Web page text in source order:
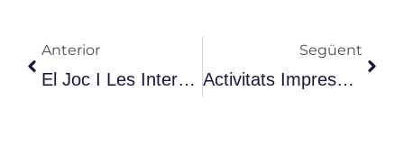
Anterior
El Joc I Les Interaccions Amb L'objecte A L'autisme.
Següent
Activitats Imprescindibles Per Treballar La Sensorialitat Des De Casa